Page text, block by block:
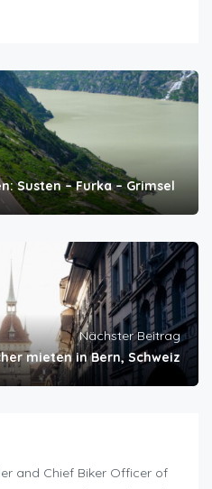
Susten – Furka – Grimsel
Nächster Beitrag
mieten in Bern, Schweiz
and Chief Biker Officer of